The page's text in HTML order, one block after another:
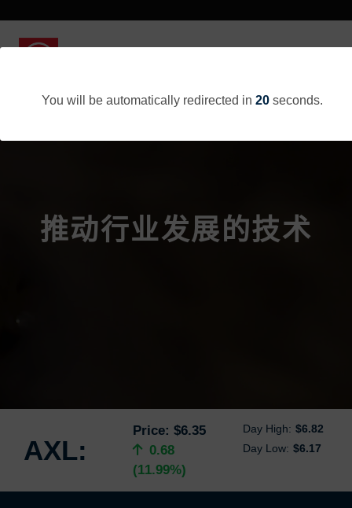
You will be automatically redirected in 20seconds.
推动行业发展的技术
AXL:
Price: $6.35 Day High: $6.82
0.68
(11.99%)
Day Low: $6.17